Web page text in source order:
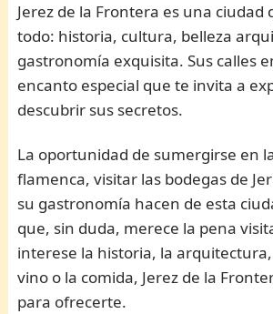
Jerez de la Frontera es una ciudad
todo: historia, cultura, belleza
gastronomía exquisita. Sus calles
encanto especial que te invita a
descubrir sus secretos.
La oportunidad de sumergirse en
flamenca, visitar las bodegas de
su gastronomía hacen de esta
que, sin duda, merece la pena
interese la historia, la
vino o la comida, Jerez de la
para ofrecerte.